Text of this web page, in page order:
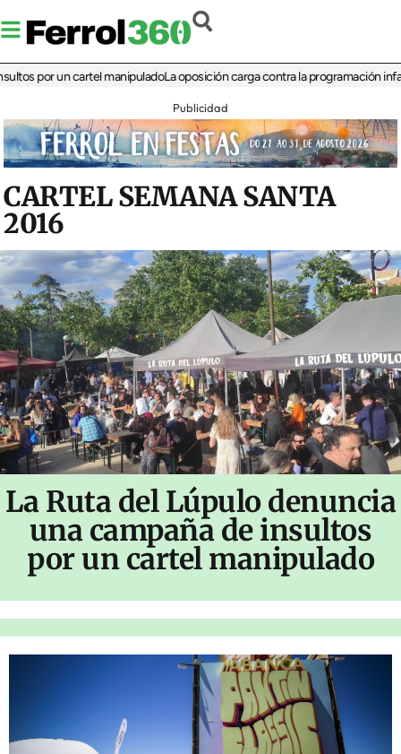
un cartel manipuladoLa oposición carga contra la programación infantil
Publicidad
CARTEL SEMANA SANTA
2016
La Ruta del Lúpulo denuncia
una campaña de insultos
por un cartel manipulado